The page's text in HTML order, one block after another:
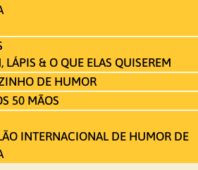
LÁPIS & O QUE ELAS QUISEREM
DE HUMOR
50 MÃOS
INTERNACIONAL DE HUMOR DE